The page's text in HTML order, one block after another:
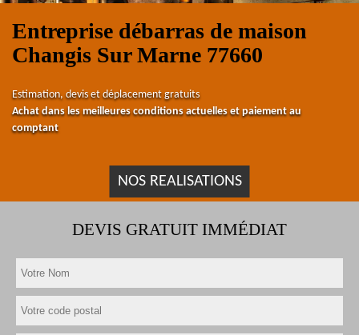
Entreprise débarras de maison
Changis Sur Marne 77660
Estimation, devis et déplacement gratuits
Achat dans les meilleures conditions actuelles et paiement au
comptant
NOS REALISATIONS
DEVIS GRATUIT IMMÉDIAT